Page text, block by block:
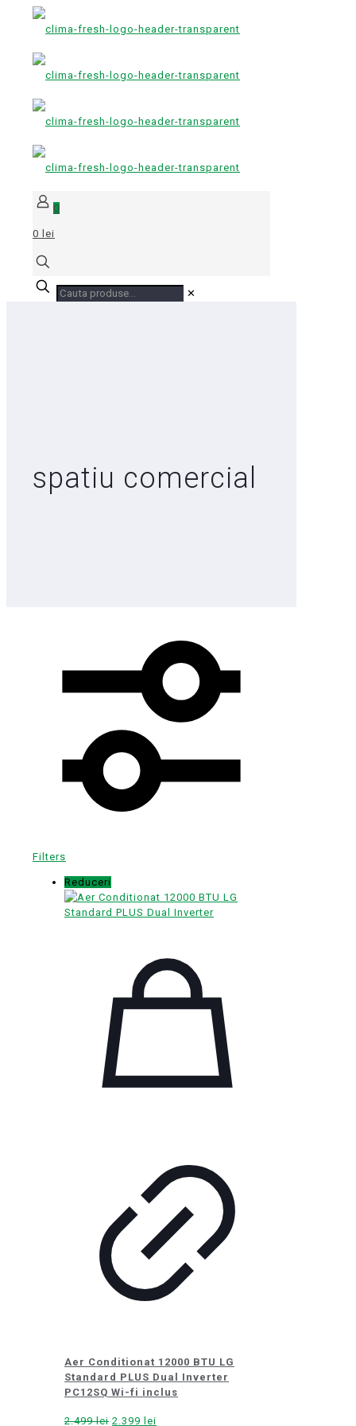
0
0 lei
✕
spatiu comercial
Filters
Reduceri
Aer Conditionat 12000 BTU LG
Standard PLUS Dual Inverter
PC12SQ Wi-fi inclus
2.499lei Prețul
2.399 lei